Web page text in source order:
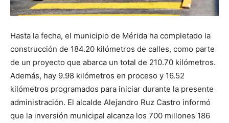
Hasta la fecha, el municipio de Mérida ha completado la
construcción de 184.20 kilómetros de calles, como parte
de un proyecto que abarca un total de 210.70 kilómetros.
Además, hay 9.98 kilómetros en proceso y 16.52
kilómetros programados para iniciar durante la presente
administración. El alcalde Alejandro Ruz Castro informó
que la inversión municipal alcanza los 700 millones 186